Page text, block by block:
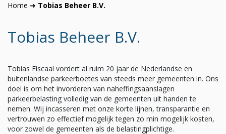
Home ➜ Tobias Beheer B.V.
Tobias Beheer B.V.
Tobias Fiscaal vordert al ruim 20 jaar de Nederlandse en
buitenlandse parkeerboetes van steeds meer gemeenten in. Ons
doel is om het invorderen van naheffingsaanslagen
parkeerbelasting volledig van de gemeenten uit handen te
nemen. Wij incasseren met onze korte lijnen, transparantie en
vertrouwen zo effectief mogelijk tegen zo min mogelijk kosten,
voor zowel de gemeenten als de belastingplichtige.